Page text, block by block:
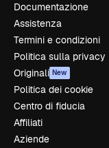
Documentazione
Assistenza
Termini e condizioni
Politica sulla privacy
Originali New
Politica dei cookie
Centro di fiducia
Affiliati
Aziende